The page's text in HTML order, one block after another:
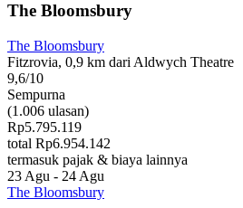
The Bloomsbury
The Bloomsbury
Fitzrovia, 0,9 km dari Aldwych Theatre
9,6/10
Sempurna
(1.006 ulasan)
Rp5.795.119
total Rp6.954.142
termasuk pajak & biaya lainnya
23 Agu - 24 Agu
The Bloomsbury